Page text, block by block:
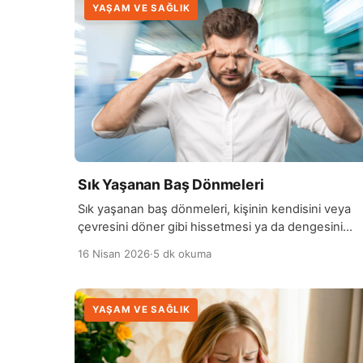
YAŞAM VE SAĞLIK
Sık Yaşanan Baş Dönmeleri
Sık yaşanan baş dönmeleri, kişinin kendisini veya
çevresini döner gibi hissetmesi ya da dengesini
zaman zaman basit nedenlerden kaynaklanabilirken,
belirtisi de olabilir. Baş dönmesi yaşayan kişi günlük
aktivitelerinde zorlanabilir ve yaşam kalitesi olumsuz
etkilenebilir. Baş dönmesinin en yaygın nedenleri
arasında tansiyon düşüklüğü, kan […]
16 Nisan 2026·5 dk okuma
YAŞAM VE SAĞLIK